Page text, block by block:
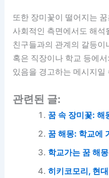
또한 장미꽃이 떨어지는
사회적인 측면에서도 해
친구들과의 관계의 갈등
혹은 직장이나 학교 등에
있음을 경고하는 메시지일
관련된 글:
꿈 속 장미꽃: 해
꿈 해몽: 학교에
학교가는 꿈 해
히키코모리, 현